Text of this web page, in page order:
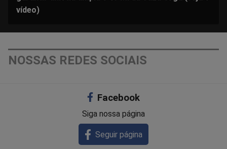
vídeo)
NOSSAS REDES SOCIAIS
Facebook
Siga nossa página
Seguir página